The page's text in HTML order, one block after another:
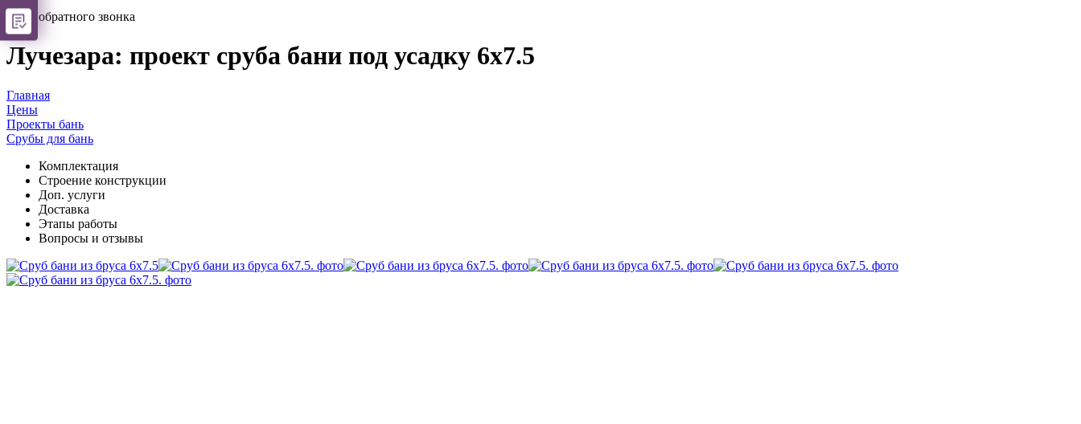
Заказ обратного звонка
Лучезара: проект сруба бани под усадку 6х7.5
Главная
Цены
Проекты бань
Срубы для бань
Комплектация
Cтроение конструкции
Доп. услуги
Доставка
Этапы работы
Вопросы и отзывы